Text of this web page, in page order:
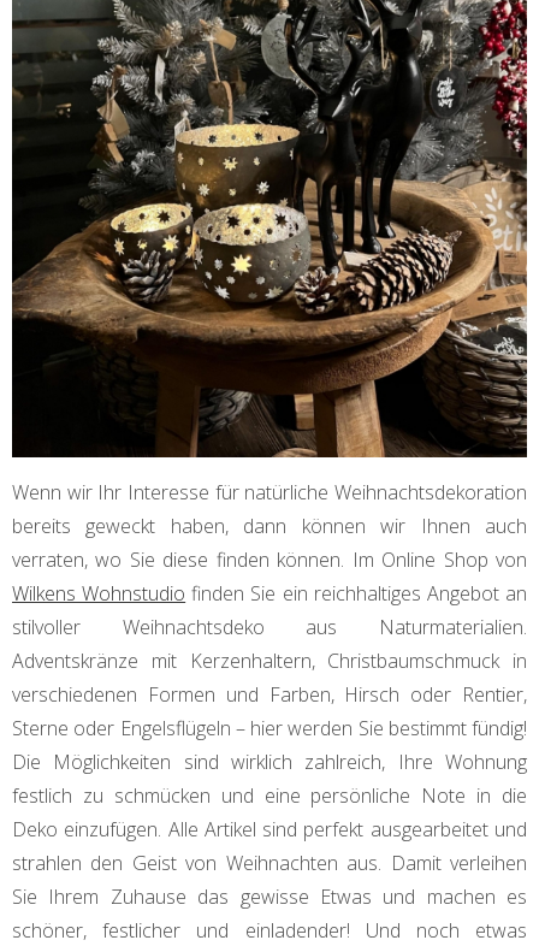
Wenn wir Ihr Interesse für natürliche Weihnachtsdekoration
bereits geweckt haben, dann können wir Ihnen auch
verraten, wo Sie diese finden können. Im Online Shop von
Wilkens Wohnstudio finden Sie ein reichhaltiges Angebot an
stilvoller Weihnachtsdeko aus Naturmaterialien.
Adventskränze mit Kerzenhaltern, Christbaumschmuck in
verschiedenen Formen und Farben, Hirsch oder Rentier,
Sterne oder Engelsflügeln – hier werden Sie bestimmt fündig!
Die Möglichkeiten sind wirklich zahlreich, Ihre Wohnung
festlich zu schmücken und eine persönliche Note in die
Deko einzufügen. Alle Artikel sind perfekt ausgearbeitet und
strahlen den Geist von Weihnachten aus. Damit verleihen
Sie Ihrem Zuhause das gewisse Etwas und machen es
schöner, festlicher und einladender! Und noch etwas